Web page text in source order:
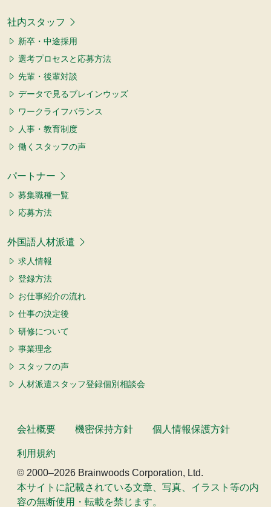
社内スタッフ
新卒・中途採用
選考プロセスと応募方法
先輩・後輩対談
データで見るブレインウッズ
ワークライフバランス
人事・教育制度
働くスタッフの声
パートナー
募集職種一覧
応募方法
外国語人材派遣
求人情報
登録方法
お仕事紹介の流れ
仕事の決定後
研修について
事業理念
スタッフの声
人材派遣スタッフ登録個別相談会
会社概要 機密保持方針 個人情報保護方針
利用規約
© 2000–2026 Brainwoods Corporation, Ltd.
本サイトに記載されている文章、写真、イラスト等の内
容の無断使用・転載を禁じます。